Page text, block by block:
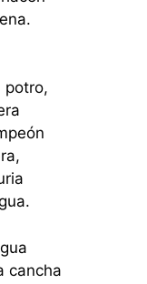
potro,
cancha